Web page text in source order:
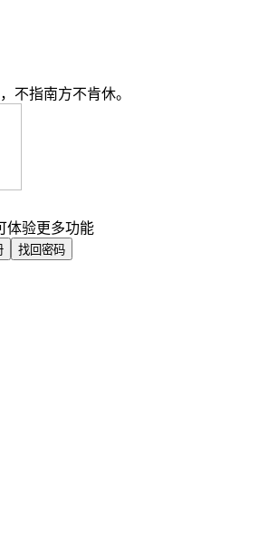
不指南方不肯休。
体验更多功能
找回密码